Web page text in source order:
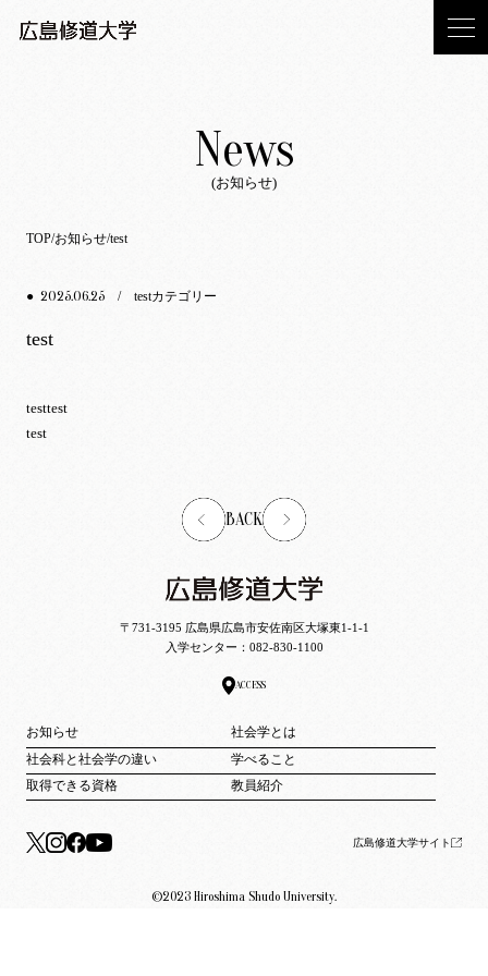
News
(お知らせ)
TOP お知らせ test
● 2025.06.25 /testカテゴリー
test
testtest
test
BACK
〒731-3195 広島県広島市安佐南区大塚東1-1-1
入学センター： 082-830-1100
ACCESS
お知らせ
社会学とは
社会科と社会学の違い
学べること
取得できる資格
教員紹介
広島修道大学サイト
©2023 Hiroshima Shudo University.